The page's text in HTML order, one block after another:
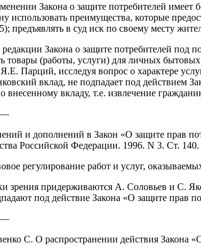
Закона о защите потребителей имеет
использовать преимущества, которые
предъявлять в суд иск по своему месту
редакции Закона о защите потребителей
товары (работы, услуги) для личных
Парций, исследуя вопрос о характере
вклад, не подпадает под действием
внесенному вкладу, т.е. извлечение
и дополнений в Закон «О защите прав
Российской Федерации. 1996. N 3. Ст. 140.
регулирование работ и услуг,
зрения придерживаются А. Соловьев и С.
под действие Закона «О защите прав
С. О распространении действия Закона